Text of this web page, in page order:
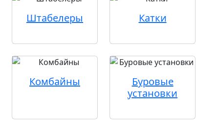
Штабелеры Катки
Комбайны
Буровые
установки